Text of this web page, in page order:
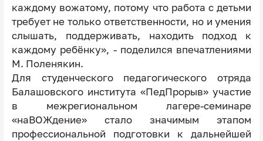
каждому вожатому, потому что работа с детьми
требует не только ответственности, но и умения
слышать, поддерживать, находить подход к
каждому ребёнку», - поделился впечатлениями
М. Поленякин.
Для студенческого педагогического отряда
Балашовского института «ПедПрорыв» участие
в межрегиональном лагере-семинаре
«наВОЖдение» стало значимым этапом
профессиональной подготовки к дальнейшей